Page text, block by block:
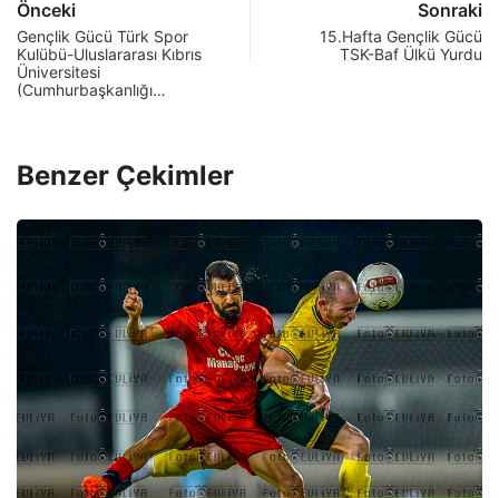
Önceki
Gençlik Gücü Türk Spor
Kulübü-Uluslararası Kıbrıs
Üniversitesi
(Cumhurbaşkanlığı…
Sonraki
15.Hafta Gençlik Gücü
TSK-Baf Ülkü Yurdu
Benzer Çekimler